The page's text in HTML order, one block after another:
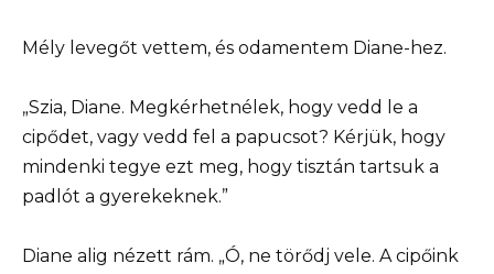
Mély levegőt vettem, és odamentem Diane-hez.
„Szia, Diane. Megkérhetnélek, hogy vedd le a
cipődet, vagy vedd fel a papucsot? Kérjük, hogy
mindenki tegye ezt meg, hogy tisztán tartsuk a
padlót a gyerekeknek.”
Diane alig nézett rám. „Ó, ne törődj vele. A cipőink